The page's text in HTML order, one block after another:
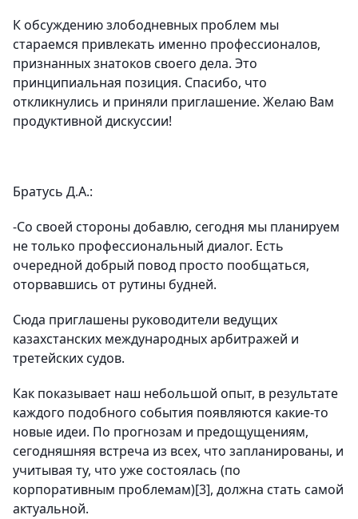
К обсуждению злободневных проблем мы
стараемся привлекать именно профессионалов,
признанных знатоков своего дела. Это
принципиальная позиция. Спасибо, что
откликнулись и приняли приглашение. Желаю Вам
продуктивной дискуссии!
Братусь Д.А.:
-Со своей стороны добавлю, сегодня мы планируем
не только профессиональный диалог. Есть
очередной добрый повод просто пообщаться,
оторвавшись от рутины будней.
Сюда приглашены руководители ведущих
казахстанских международных арбитражей и
третейских судов.
Как показывает наш небольшой опыт, в результате
каждого подобного события появляются какие-то
новые идеи. По прогнозам и предощущениям,
сегодняшняя встреча из всех, что запланированы, и
учитывая ту, что уже состоялась (по
корпоративным проблемам)[3], должна стать самой
актуальной.